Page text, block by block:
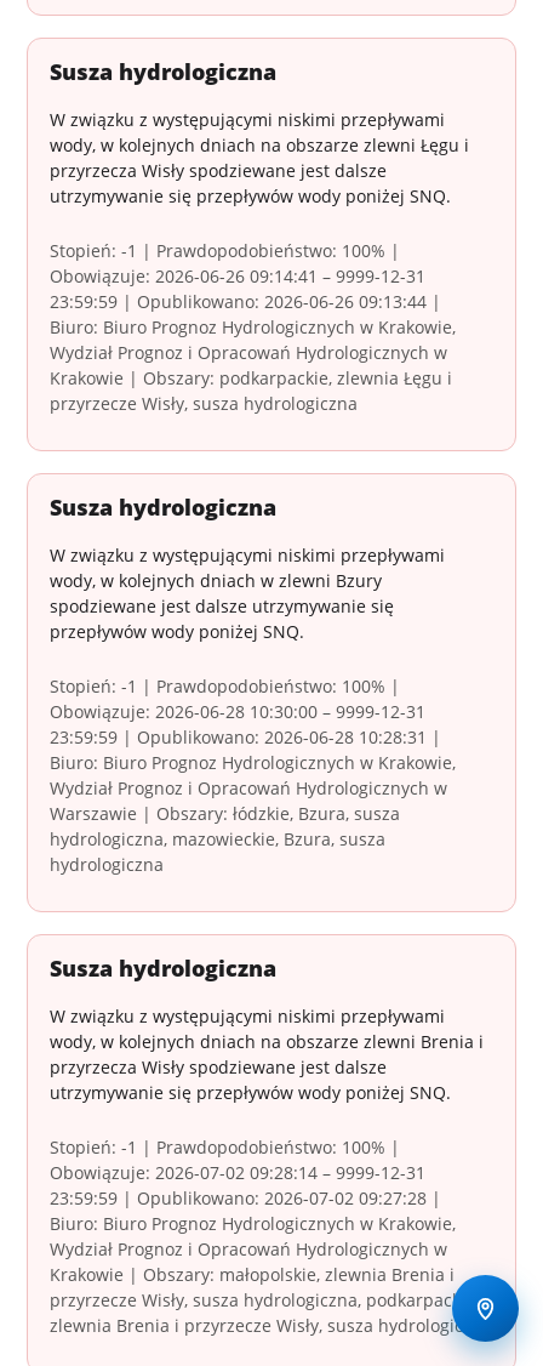
Susza hydrologiczna
W związku z występującymi niskimi przepływami
wody, w kolejnych dniach na obszarze zlewni Łęgu i
przyrzecza Wisły spodziewane jest dalsze
utrzymywanie się przepływów wody poniżej SNQ.
Stopień: -1 | Prawdopodobieństwo: 100% |
Obowiązuje: 2026-06-26 09:14:41 – 9999-12-31
23:59:59 | Opublikowano: 2026-06-26 09:13:44 |
Biuro: Biuro Prognoz Hydrologicznych w Krakowie,
Wydział Prognoz i Opracowań Hydrologicznych w
Krakowie | Obszary: podkarpackie, zlewnia Łęgu i
przyrzecze Wisły, susza hydrologiczna
Susza hydrologiczna
W związku z występującymi niskimi przepływami
wody, w kolejnych dniach w zlewni Bzury
spodziewane jest dalsze utrzymywanie się
przepływów wody poniżej SNQ.
Stopień: -1 | Prawdopodobieństwo: 100% |
Obowiązuje: 2026-06-28 10:30:00 – 9999-12-31
23:59:59 | Opublikowano: 2026-06-28 10:28:31 |
Biuro: Biuro Prognoz Hydrologicznych w Krakowie,
Wydział Prognoz i Opracowań Hydrologicznych w
Warszawie | Obszary: łódzkie, Bzura, susza
hydrologiczna, mazowieckie, Bzura, susza
hydrologiczna
Susza hydrologiczna
W związku z występującymi niskimi przepływami
wody, w kolejnych dniach na obszarze zlewni Brenia i
przyrzecza Wisły spodziewane jest dalsze
utrzymywanie się przepływów wody poniżej SNQ.
Stopień: -1 | Prawdopodobieństwo: 100% |
Obowiązuje: 2026-07-02 09:28:14 – 9999-12-31
23:59:59 | Opublikowano: 2026-07-02 09:27:28 |
Biuro: Biuro Prognoz Hydrologicznych w Krakowie,
Wydział Prognoz i Opracowań Hydrologicznych w
Krakowie | Obszary: małopolskie, zlewnia Brenia i
przyrzecze Wisły, susza hydrologiczna, podkarpackie,
zlewnia Brenia i przyrzecze Wisły, susza hydrologiczna